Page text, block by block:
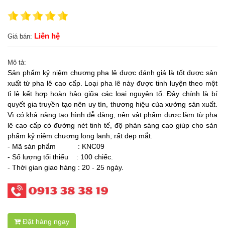
Giá bán: Liên hệ
Mô tả:
Sản phẩm kỷ niệm chương pha lê được đánh giá là tốt được sản
xuất từ pha lê cao cấp. Loại pha lê này được tinh luyện theo một
tỉ lệ kết hợp hoàn hảo giữa các loại nguyên tố. Đây chính là bí
quyết gia truyền tạo nên uy tín, thương hiệu của xưởng sản xuất.
Vì có khả năng tạo hình dễ dàng, nên vật phẩm được làm từ pha
lê cao cấp có đường nét tinh tế, độ phản sáng cao giúp cho sản
phẩm kỷ niệm chương long lanh, rất đẹp mắt.
- Mã sản phẩm : KNC09
- Số lượng tối thiểu : 100 chiếc.
- Thời gian giao hàng : 20 - 25 ngày.
Đặt hàng ngay